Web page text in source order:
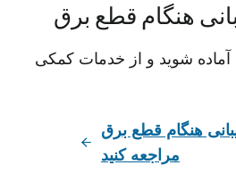
هنگام قطع برق
آماده شوید و از خدمات کمکی
هنگام قطع برق
مراجعه کنید